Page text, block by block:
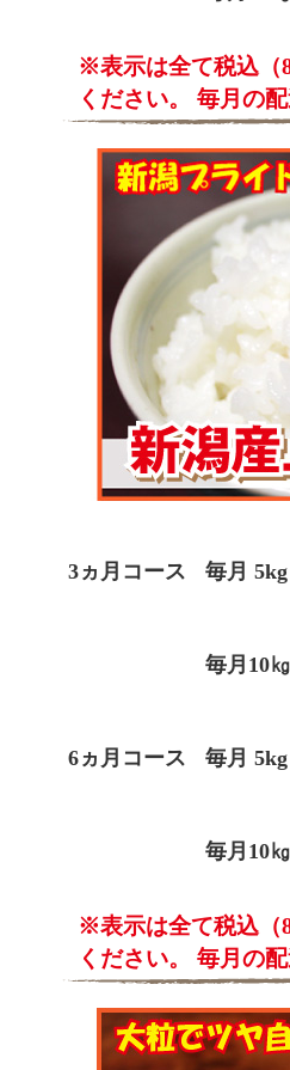
※表示は全て税込
ください。 毎月の
3ヵ月コース 毎月 5kg
毎月10㎏
6ヵ月コース 毎月 5kg
毎月10㎏
※表示は全て税込
ください。 毎月の